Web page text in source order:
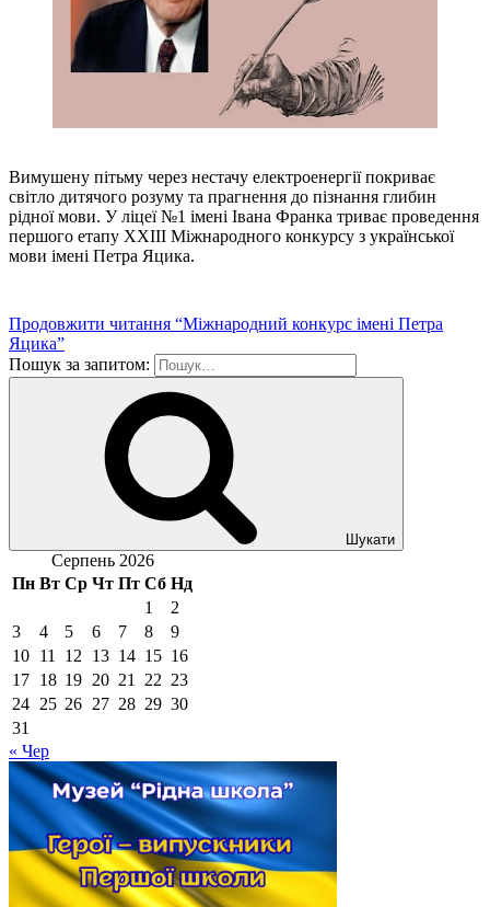
Вимушену пітьму через нестачу електроенергії покриває
світло дитячого розуму та прагнення до пізнання глибин
рідної мови. У ліцеї №1 імені Івана Франка триває проведення
першого етапу ХХІІІ Міжнародного конкурсу з української
мови імені Петра Яцика.
Продовжити читання “Міжнародний конкурс імені Петра
Яцика”
Пошук за запитом:
Шукати
Серпень 2026
Пн Вт Ср Чт Пт Сб Нд
1
2
3
4 5 6 7 8
9
10 11 12 13 14 15 16
17 18 19 20 21 22 23
24 25 26 27 28 29 30
31
« Чер